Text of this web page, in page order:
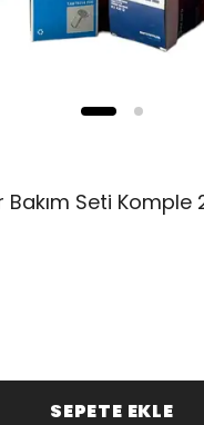
Seti Komple
SEPETE EKLE